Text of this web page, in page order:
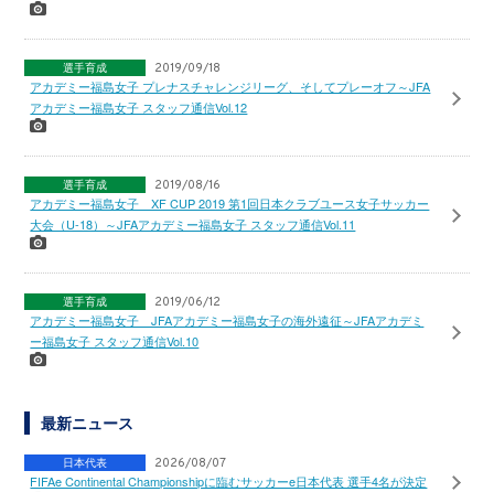
選手育成 2019/09/18
アカデミー福島女子 プレナスチャレンジリーグ、そしてプレーオフ～JFA
アカデミー福島女子 スタッフ通信Vol.12
選手育成 2019/08/16
アカデミー福島女子 XF CUP 2019 第1回日本クラブユース女子サッカー
大会（U-18）～JFAアカデミー福島女子 スタッフ通信Vol.11
選手育成 2019/06/12
アカデミー福島女子 JFAアカデミー福島女子の海外遠征～JFAアカデミ
ー福島女子 スタッフ通信Vol.10
最新ニュース
日本代表 2026/08/07
FIFAe Continental Championshipに臨むサッカーe日本代表 選手4名が決定